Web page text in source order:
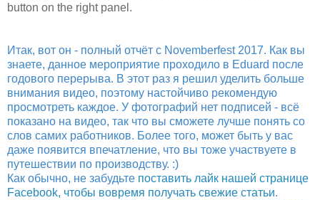
button on the right panel.
Итак, вот он - полный отчёт с Novemberfest 2017. Как вы
знаете, данное мероприятие проходило в Eduard после
годового перерыва. В этот раз я решил уделить больше
внимания видео, поэтому настойчиво рекомендую
просмотреть каждое. У фотографий нет подписей - всё
показано на видео, так что вы сможете лучше понять со
слов самих работников. Более того, может быть у вас
даже появится впечатление, что вы тоже участвуете в
путешествии по производству. :)
Как обычно, не забудьте поставить лайк нашей странице
Facebook, чтобы вовремя получать свежие статьи.